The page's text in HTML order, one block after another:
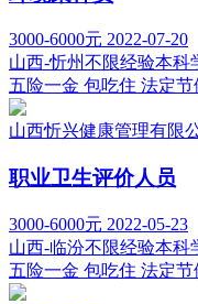
3000-6000元 2022-07-20
山西-忻州不限经验本科
五险一金 包吃住 法定节
山西忻兴健康管理有限
职业卫生评价人员
3000-6000元 2022-05-23
山西-临汾不限经验本科
五险一金 包吃住 法定节